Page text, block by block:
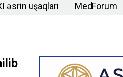
əsrin uşaqları MedForum